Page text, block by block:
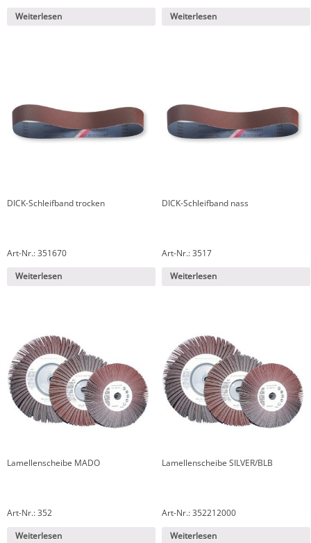
Weiterlesen
Weiterlesen
DICK-Schleifband trocken
Art-Nr.: 351670
Weiterlesen
DICK-Schleifband nass
Art-Nr.: 3517
Weiterlesen
Lamellenscheibe MADO
Art-Nr.: 352
Weiterlesen
Lamellenscheibe SILVER/BLB
Art-Nr.: 352212000
Weiterlesen